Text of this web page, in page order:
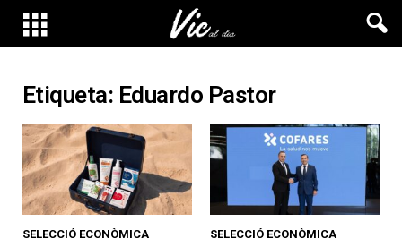
Etiqueta: Eduardo Pastor
SELECCIÓ ECONÒMICA SELECCIÓ ECONÒMICA